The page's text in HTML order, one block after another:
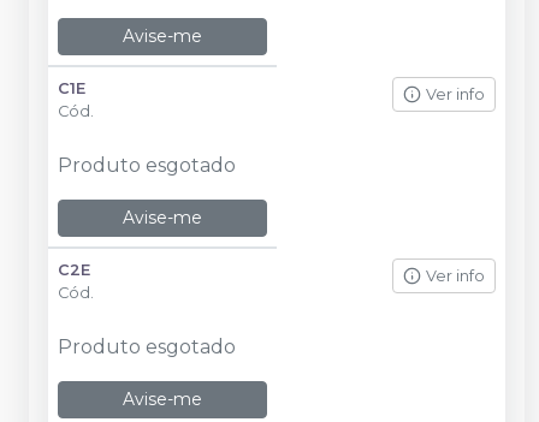
Avise-me
C1E
Cód.
Ver info
Produto esgotado
Avise-me
C2E
Cód.
Ver info
Produto esgotado
Avise-me